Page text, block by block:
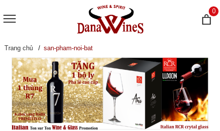
0
Trang chủ san-pham-noi-bat